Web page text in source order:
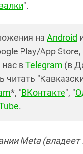
".
на Android и
Play/App
вTelegram (в
*, "ВКонтакте", "
.
Meta